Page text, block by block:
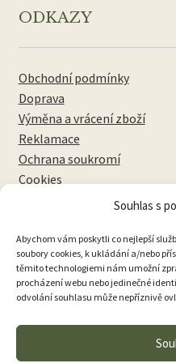
Souhlas s
Abychom vám poskytli co nejlepší
soubory cookies, k ukládání a/nebo
těmito technologiemi nám umožní
procházení webu nebo jedinečné
odvolání souhlasu může nepříznivě
ODKAZY
Obchodní podmínky
Doprava
Výměna a vrácení zboží
Reklamace
Ochrana soukromí
Cookies
NEWSLETTERY